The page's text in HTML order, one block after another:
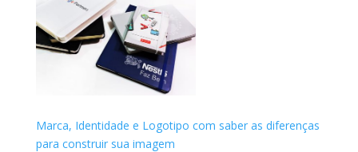
Marca, Identidade e Logotipo com saber as diferenças
para construir sua imagem